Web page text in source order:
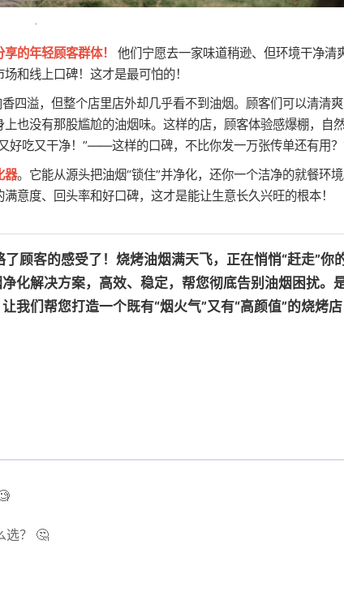
的年轻顾客群体！
他们宁愿去一家味道稍逊、但环境干净清
和线上口碑！这才是最可怕的！
四溢，但整个店里店外却几乎看不到油烟。顾客们可以清清
也没有那股尴尬的油烟味。这样的店，顾客体验感爆棚，自
好吃又干净！”——这样的口碑，不比你发一万张传单还有用？
器。它能从源头把油烟“锁住”并净化，还你一个洁净的就餐环境
意度、回头率和好口碑，这才是能让生意长久兴旺的根本！
顾客的感受了！烧烤油烟满天飞，正在悄悄“赶走”你
化解决方案，高效、稳定，帮您彻底告别油烟困扰。
们帮您打造一个既有“烟火气”又有“高颜值”的烧烤店
选？ 🤔